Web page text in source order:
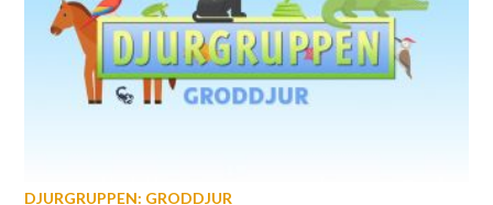
DJURGRUPPEN: GRODDJUR